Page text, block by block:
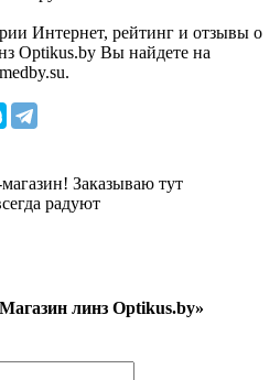
Интернет, рейтинг и отзывы о
Optikus.by Вы найдете на
Заказываю тут
радуют
линз Optikus.by»